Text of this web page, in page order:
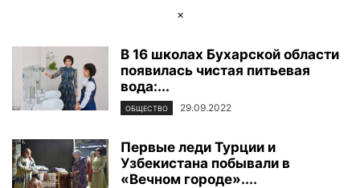
×
В 16 школах Бухарской области
появилась чистая питьевая
вода:...
ОБЩЕСТВО 29.09.2022
Первые леди Турции и
Узбекистана побывали в
«Вечном городе»....